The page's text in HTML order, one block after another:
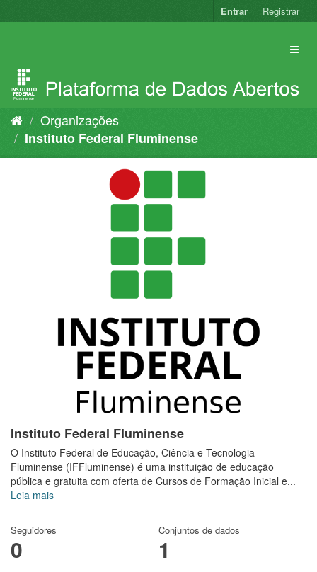
para
Entrar Registrar
Organizações
Instituto Federal Fluminense
Instituto Federal Fluminense
O Instituto Federal de Educação, Ciência e Tecnologia
Fluminense (IFFluminense) é uma instituição de educação
pública e gratuita com oferta de Cursos de Formação Inicial e...
Leia mais
Seguidores
0
Conjuntos de dados
1